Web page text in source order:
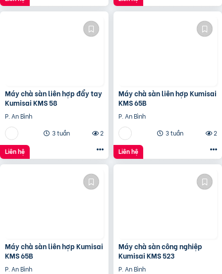
Máy chà sàn liên hợp đẩy tay
Kumisai KMS 58
P. An Bình
3 tuần
2
Liên hệ
Máy chà sàn liên hợp Kumisai
KMS 65B
P. An Bình
3 tuần
2
Liên hệ
Máy chà sàn liên hợp Kumisai
KMS 65B
P. An Bình
Máy chà sàn công nghiệp
Kumisai KMS 523
P. An Bình